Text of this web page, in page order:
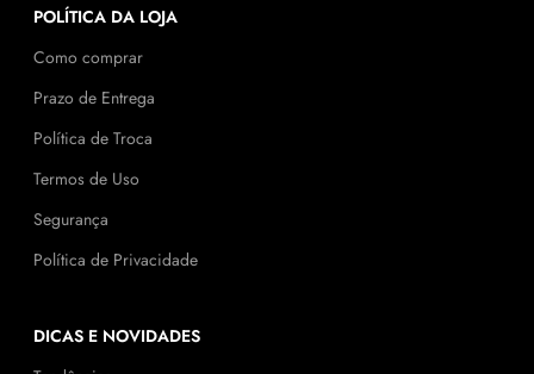
POLÍTICA DA LOJA
Como comprar
Prazo de Entrega
Política de Troca
Termos de Uso
Segurança
Política de Privacidade
DICAS E NOVIDADES